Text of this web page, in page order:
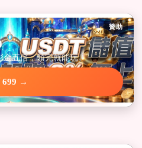
贊助
金五倍，領完就能玩。
699 →